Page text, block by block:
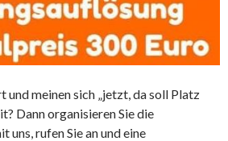
und meinen sich „jetzt, da soll Platz
Dann organisieren Sie die
uns, rufen Sie an und eine